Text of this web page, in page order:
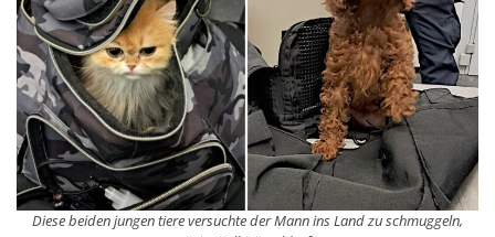
Diese beiden jungen tiere versuchte der Mann ins Land zu schmuggeln,